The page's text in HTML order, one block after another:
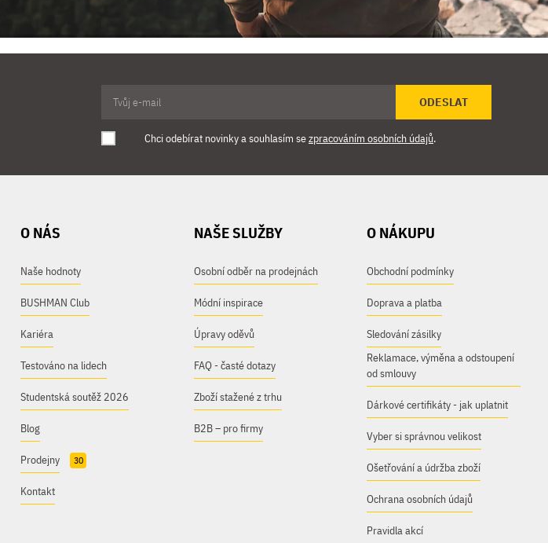
ODESLAT
Chci odebírat novinky a souhlasím sezpracováním osobních údajů.
O NÁS
Naše hodnoty
BUSHMAN Club
Kariéra
Testováno na lidech
Studentská soutěž 2026
Blog
Prodejny 30
Kontakt
NAŠE SLUŽBY
Osobní odběr na prodejnách
Módní inspirace
Úpravy oděvů
FAQ - časté dotazy
Zboží stažené z trhu
B2B – pro firmy
O NÁKUPU
Obchodní podmínky
Doprava a platba
Sledování zásilky
Reklamace, výměna a odstoupení
od smlouvy
Dárkové certifikáty - jak uplatnit
Vyber si správnou velikost
Ošetřování a údržba zboží
Ochrana osobních údajů
Pravidla akcí